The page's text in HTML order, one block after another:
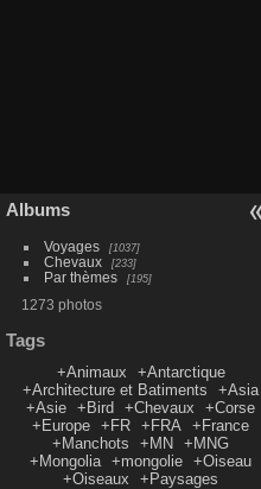
Albums
Voyages 1037
Chevaux 233
Par thèmes 195
1273 photos
Tags
+Animaux
+Antarctique
+Architecture et Batiments
+Asia
+Asie
+Bird +Chevaux
+Corse
+Europe
+FR +FRA
+France
+Manchots
+MN
+MNG
+Mongolia +mongolie
+Oiseau
+Oiseaux
+Paysages